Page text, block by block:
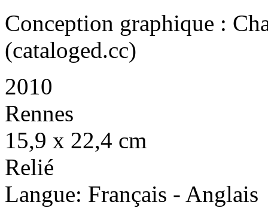
Conception graphique :
(cataloged.cc)
2010
Rennes
15,9 x 22,4 cm
Relié
Langue: Français - Anglais